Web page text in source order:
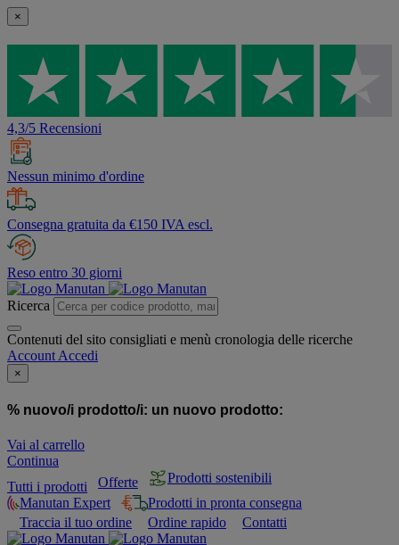
×
4,3/5 Recensioni
Nessun minimo d'ordine
Consegna gratuita da €150 IVA escl.
Reso entro 30 giorni
Ricerca
Contenuti del sito consigliati e menù cronologia delle ricerche
Account Accedi
×
% nuovo/i prodotto/i: un nuovo prodotto:
Vai al carrello
Continua
Tutti i prodotti
Offerte
Prodotti sostenibili
Manutan Expert
Prodotti in pronta consegna
Traccia il tuo ordine
Ordine rapido Contatti